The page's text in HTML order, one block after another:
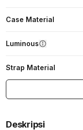
Case Material
Luminous
Strap Material
Deskripsi